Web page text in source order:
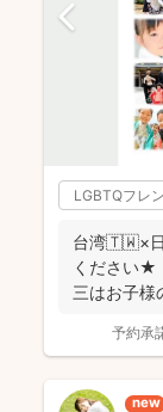
LGBTQフレ
台湾🇹🇼×
ください★
三はお子様
予約承
new